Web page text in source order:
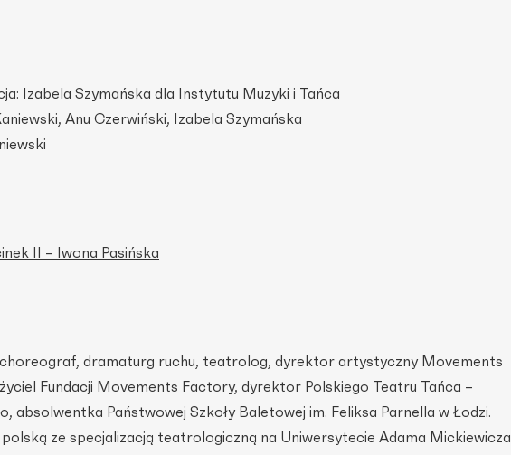
Izabela Szymańska dla Instytutu Muzyki i Tańca
Anu Czerwiński, Izabela Szymańska
II – Iwona Pasińska
dramaturg ruchu, teatrolog, dyrektor artystyczny Movements
Fundacji Movements Factory, dyrektor Polskiego Teatru Tańca –
absolwentka Państwowej Szkoły Baletowej im. Feliksa Parnella w Łodzi.
ze specjalizacją teatrologiczną na Uniwersytecie Adama Mickiewicza